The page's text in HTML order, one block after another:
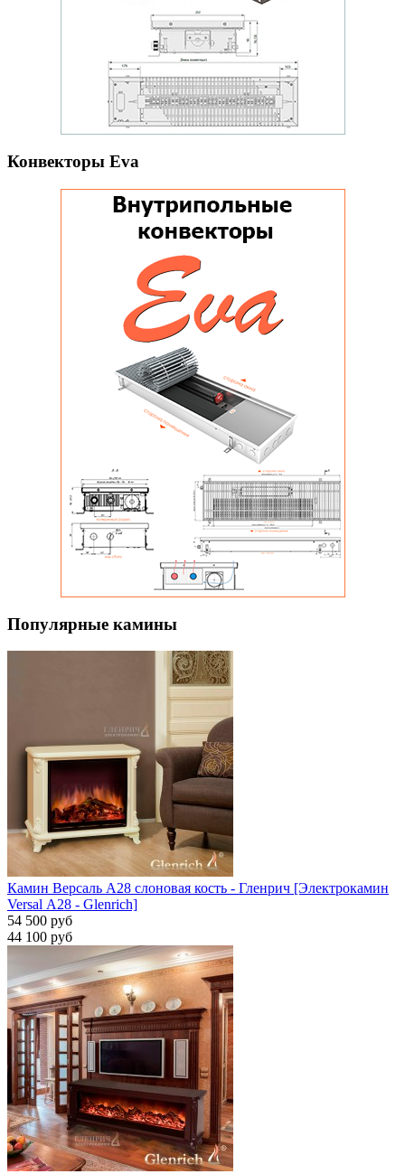
Конвекторы Eva
Популярные камины
Камин Версаль A28 слоновая кость - Гленрич [Электрокамин
Versal А28 - Glenrich]
54 500 руб
44 100 руб